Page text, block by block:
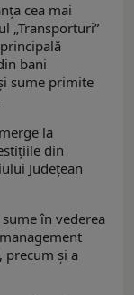
cea mai
„Transporturi”
bani
sume primite
la
din
Judeţean
în vederea
precum şi a